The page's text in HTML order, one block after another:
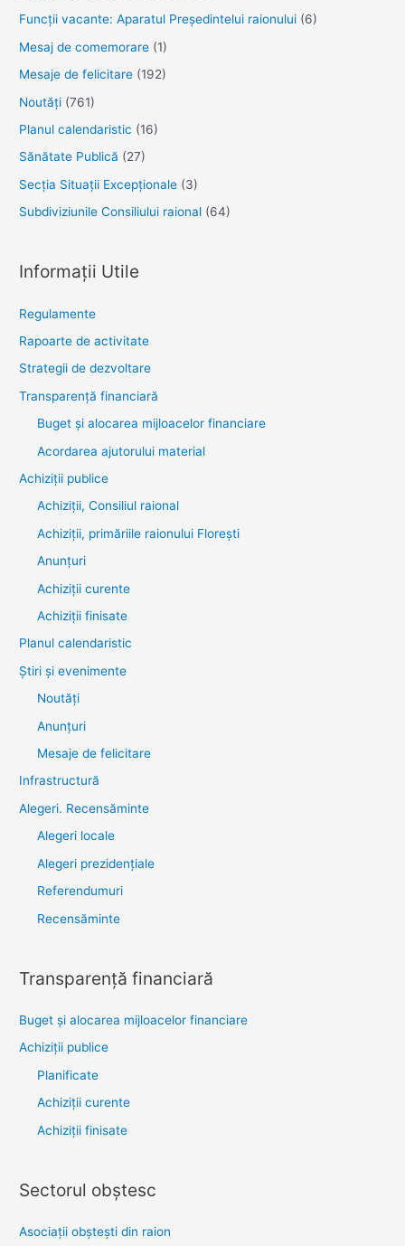
Funcții vacante: Aparatul Președintelui raionului (6)
Mesaj de comemorare (1)
Mesaje de felicitare (192)
Noutăţi (761)
Planul calendaristic (16)
Sănătate Publică (27)
Secția Situații Excepționale (3)
Subdiviziunile Consiliului raional (64)
Informații Utile
Regulamente
Rapoarte de activitate
Strategii de dezvoltare
Transparenţă financiară
Buget și alocarea mijloacelor financiare
Acordarea ajutorului material
Achiziţii publice
Achiziții, Consiliul raional
Achiziții, primăriile raionului Florești
Anunțuri
Achiziții curente
Achiziții finisate
Planul calendaristic
Știri şi evenimente
Noutăţi
Anunţuri
Mesaje de felicitare
Infrastructură
Alegeri. Recensăminte
Alegeri locale
Alegeri prezidențiale
Referendumuri
Recensăminte
Transparenţă financiară
Buget și alocarea mijloacelor financiare
Achiziţii publice
Planificate
Achiziții curente
Achiziții finisate
Sectorul obştesc
Asociaţii obşteşti din raion